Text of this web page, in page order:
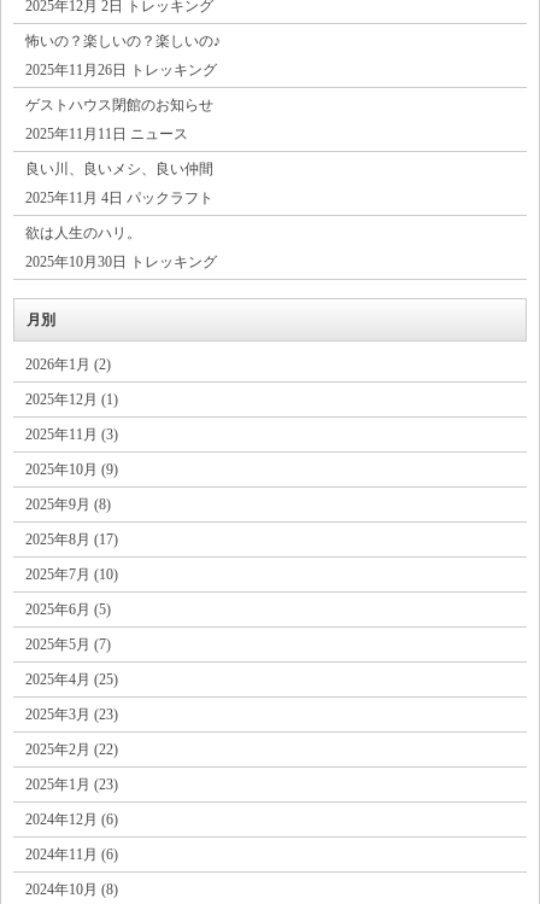
2025年12月 2日 トレッキング
怖いの？楽しいの？楽しいの♪
2025年11月26日 トレッキング
ゲストハウス閉館のお知らせ
2025年11月11日 ニュース
良い川、良いメシ、良い仲間
2025年11月 4日 パックラフト
欲は人生のハリ。
2025年10月30日 トレッキング
月別
2026年1月 (2)
2025年12月 (1)
2025年11月 (3)
2025年10月 (9)
2025年9月 (8)
2025年8月 (17)
2025年7月 (10)
2025年6月 (5)
2025年5月 (7)
2025年4月 (25)
2025年3月 (23)
2025年2月 (22)
2025年1月 (23)
2024年12月 (6)
2024年11月 (6)
2024年10月 (8)